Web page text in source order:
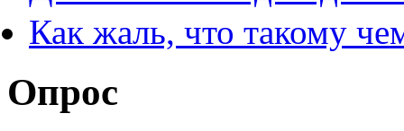
Как жаль, что такому
Опрос